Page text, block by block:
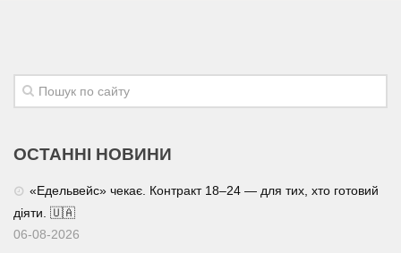
ОСТАННІ НОВИНИ
«Едельвейс» чекає. Контракт 18–24 — для тих, хто готовий
діяти. 🇺🇦
06-08-2026